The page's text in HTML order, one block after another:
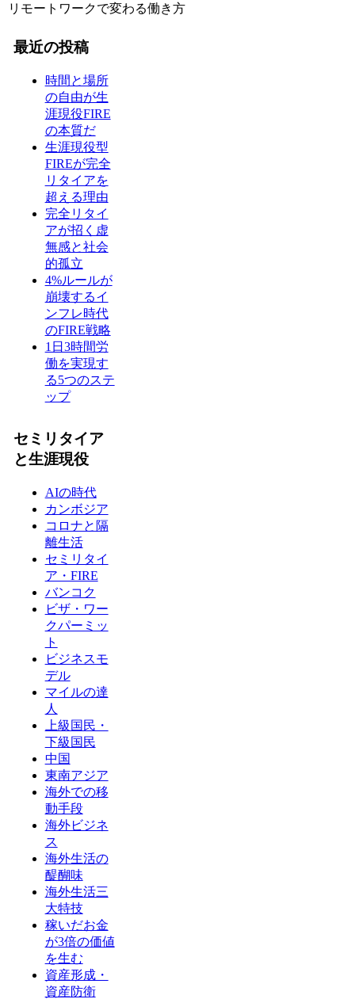
リモートワークで変わる働き方
最近の投稿
時間と場所
の自由が生
涯現役FIRE
の本質だ
生涯現役型
FIREが完全
リタイアを
超える理由
完全リタイ
アが招く虚
無感と社会
的孤立
4%ルールが
崩壊するイ
ンフレ時代
のFIRE戦略
1日3時間労
働を実現す
る5つのステ
ップ
セミリタイア
と生涯現役
AIの時代
カンボジア
コロナと隔
離生活
セミリタイ
ア・FIRE
バンコク
ビザ・ワー
クパーミッ
ト
ビジネスモ
デル
マイルの達
人
上級国民・
下級国民
中国
東南アジア
海外での移
動手段
海外ビジネ
ス
海外生活の
醍醐味
海外生活三
大特技
稼いだお金
が3倍の価値
を生む
資産形成・
資産防衛